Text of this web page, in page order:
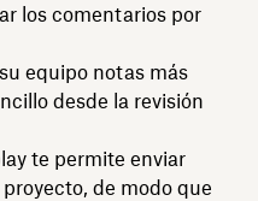
los comentarios por
equipo notas más
desde la revisión
te permite enviar
de modo que